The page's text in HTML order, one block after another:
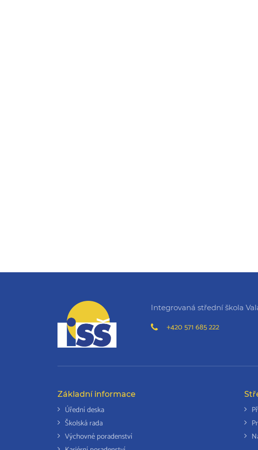
Integrovaná střední škola
+420 571 685 222
Základní informace
Úřední deska
Školská rada
Výchovné poradenství